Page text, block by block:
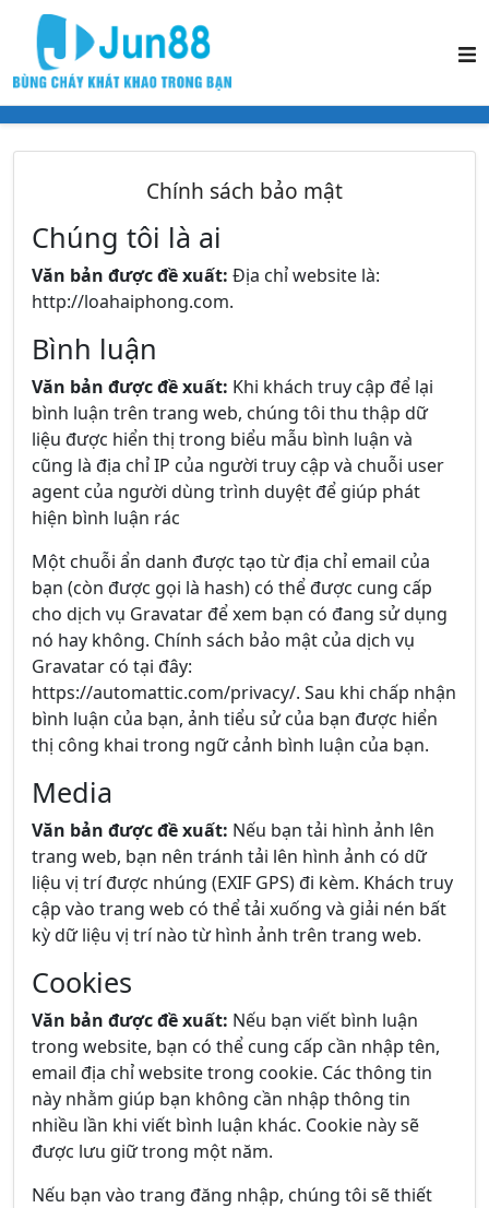
Chính sách bảo mật
Chúng tôi là ai
Văn bản được đề xuất: Địa chỉ website là:
http://loahaiphong.com.
Bình luận
Văn bản được đề xuất: Khi khách truy cập để lại
bình luận trên trang web, chúng tôi thu thập dữ
liệu được hiển thị trong biểu mẫu bình luận và
cũng là địa chỉ IP của người truy cập và chuỗi user
agent của người dùng trình duyệt để giúp phát
hiện bình luận rác
Một chuỗi ẩn danh được tạo từ địa chỉ email của
bạn (còn được gọi là hash) có thể được cung cấp
cho dịch vụ Gravatar để xem bạn có đang sử dụng
nó hay không. Chính sách bảo mật của dịch vụ
Gravatar có tại đây:
https://automattic.com/privacy/. Sau khi chấp nhận
bình luận của bạn, ảnh tiểu sử của bạn được hiển
thị công khai trong ngữ cảnh bình luận của bạn.
Media
Văn bản được đề xuất: Nếu bạn tải hình ảnh lên
trang web, bạn nên tránh tải lên hình ảnh có dữ
liệu vị trí được nhúng (EXIF GPS) đi kèm. Khách truy
cập vào trang web có thể tải xuống và giải nén bất
kỳ dữ liệu vị trí nào từ hình ảnh trên trang web.
Cookies
Văn bản được đề xuất: Nếu bạn viết bình luận
trong website, bạn có thể cung cấp cần nhập tên,
email địa chỉ website trong cookie. Các thông tin
này nhằm giúp bạn không cần nhập thông tin
nhiều lần khi viết bình luận khác. Cookie này sẽ
được lưu giữ trong một năm.
Nếu bạn vào trang đăng nhập, chúng tôi sẽ thiết